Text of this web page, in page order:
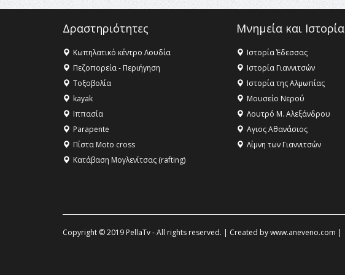
Δραστηριότητες
Κωπηλατικό κέντρο Λουδία
Πεζοπορεία - Περιήγηση
Τοξοβολία
kayak
Ιππασία
Parapente
Πίστα Moto cross
Κατάβαση Μογλενίτσας (rafting)
Μνημεία και Ιστορία
Ιστορία Έδεσσας
Ιστορία Γιαννιτσών
Ιστορία της Αλμωπίας
Μουσείο Νερού
Λουτρό Μ. Αλεξάνδρου
Αγιος Αθανάσιος
Λίμνη των Γιαννιτσών
Copyright © 2019 PellaTv - All rights reserved. | Created bywww.aneveno.com |